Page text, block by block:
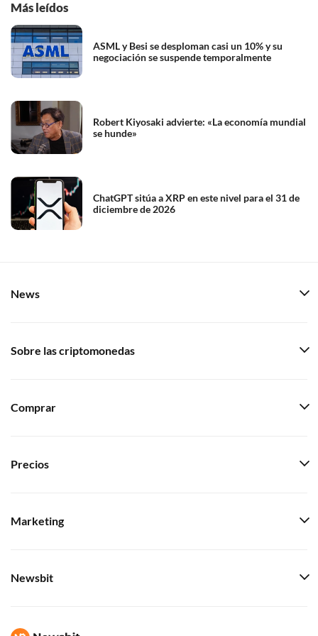
Más leídos
ASML y Besi se desploman casi un 10% y su
negociación se suspende temporalmente
Robert Kiyosaki advierte: «La economía mundial
se hunde»
ChatGPT sitúa a XRP en este nivel para el 31 de
diciembre de 2026
News
Sobre las criptomonedas
Comprar
Precios
Marketing
Newsbit